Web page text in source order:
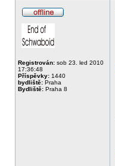
Registrován: sob 23. led 2010
17:36:48
Příspěvky: 1440
bydliště: Praha
Bydliště: Praha 8